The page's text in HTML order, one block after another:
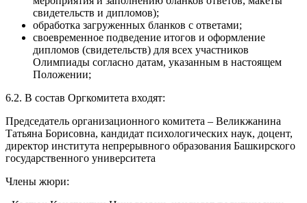
мероприятия и заполнению бланков ответов, макеты
свидетельств и дипломов);
обработка загруженных бланков с ответами;
своевременное подведение итогов и оформление
дипломов (свидетельств) для всех участников
Олимпиады согласно датам, указанным в настоящем
Положении;
6.2. В состав Оргкомитета входят:
Председатель организационного комитета – Великжанина
Татьяна Борисовна, кандидат психологических наук, доцент,
директор института непрерывного образования Башкирского
государственного университета
Члены жюри: